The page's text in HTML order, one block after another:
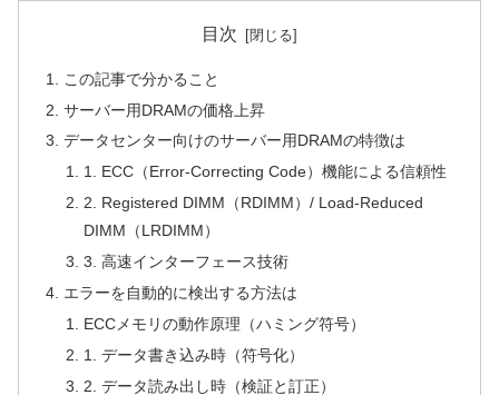
目次
この記事で分かること
サーバー用DRAMの価格上昇
データセンター向けのサーバー用DRAMの特徴は
1. ECC（Error-Correcting Code）機能による信頼性
2. Registered DIMM（RDIMM）/ Load-Reduced
DIMM（LRDIMM）
3. 高速インターフェース技術
エラーを自動的に検出する方法は
ECCメモリの動作原理（ハミング符号）
1. データ書き込み時（符号化）
2. データ読み出し時（検証と訂正）